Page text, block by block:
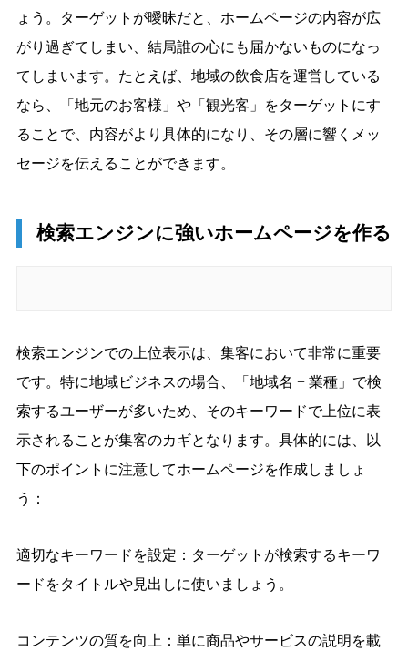
ょう。ターゲットが曖昧だと、ホームページの内容が広
がり過ぎてしまい、結局誰の心にも届かないものになっ
てしまいます。たとえば、地域の飲食店を運営している
なら、「地元のお客様」や「観光客」をターゲットにす
ることで、内容がより具体的になり、その層に響くメッ
セージを伝えることができます。
検索エンジンに強いホームページを作る
検索エンジンでの上位表示は、集客において非常に重要
です。特に地域ビジネスの場合、「地域名 + 業種」で検
索するユーザーが多いため、そのキーワードで上位に表
示されることが集客のカギとなります。具体的には、以
下のポイントに注意してホームページを作成しましょ
う：
適切なキーワードを設定：ターゲットが検索するキーワ
ードをタイトルや見出しに使いましょう。
コンテンツの質を向上：単に商品やサービスの説明を載